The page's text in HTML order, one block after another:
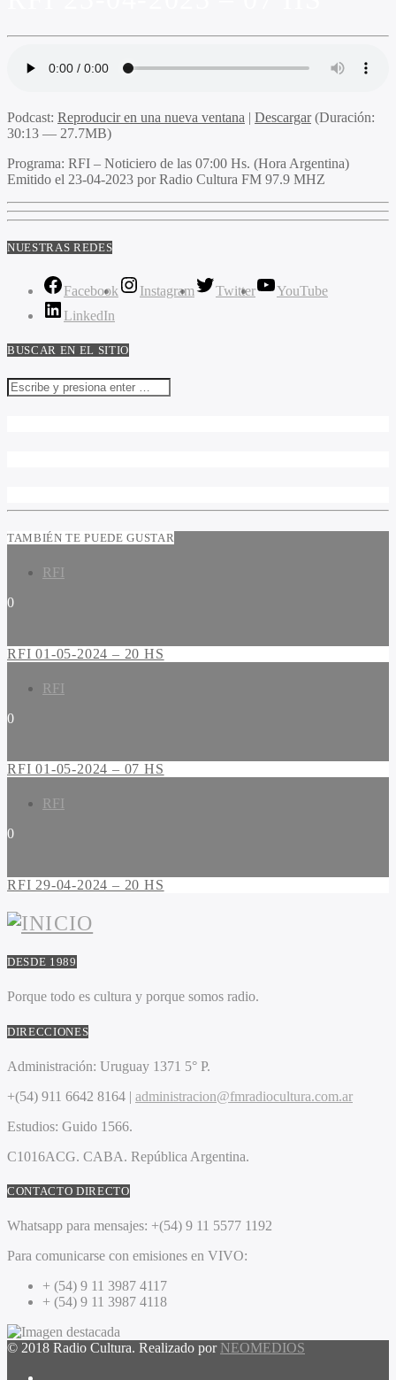
Podcast: Reproducir en una nueva ventana | Descargar(Duración:
30:13 — 27.7MB)
Programa: RFI – Noticiero de las 07:00 Hs. (Hora Argentina)
Emitido el 23-04-2023 por Radio Cultura FM 97.9 MHZ
NUESTRAS REDES
Facebook Instagram Twitter
YouTube
LinkedIn
BUSCAR EN EL SITIO
TAMBIÉN TE PUEDE GUSTAR
RFI
0
RFI 01-05-2024 – 20 HS
RFI
0
RFI 01-05-2024 – 07 HS
RFI
0
RFI 29-04-2024 – 20 HS
DESDE 1989
Porque todo es cultura y porque somos radio.
DIRECCIONES
Administración: Uruguay 1371 5° P.
+(54) 911 6642 8164 | administracion@fmradiocultura.com.ar
Estudios: Guido 1566.
C1016ACG. CABA. República Argentina.
CONTACTO DIRECTO
Whatsapp para mensajes: +(54) 9 11 5577 1192
Para comunicarse con emisiones en VIVO:
+ (54) 9 11 3987 4117
+ (54) 9 11 3987 4118
© 2018 Radio Cultura. Realizado por NEOMEDIOS